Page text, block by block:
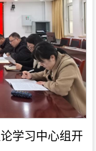
学习中心组开